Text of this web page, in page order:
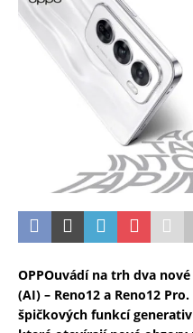
OPPOuvádí na trh dva
(AI) – Reno12 a Reno12
špičkových funkcí